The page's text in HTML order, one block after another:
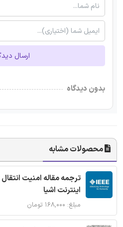
ارسال
بدون دیدگاه
محصولات مشابه
اینترنت اشیا
مبلغ: ۱۶۸,۰۰۰ تومان